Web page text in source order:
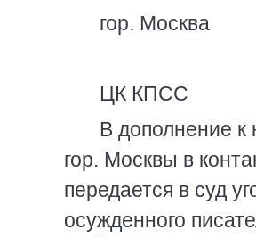
гор. Москва
ЦК КПСС
В дополнение к
гор. Москвы в
передается в суд
осужденного